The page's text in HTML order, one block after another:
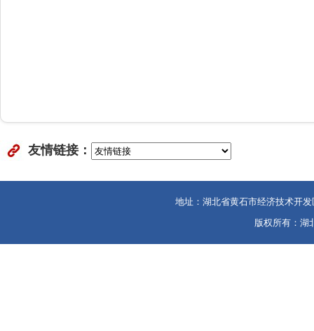
友情链接：
地址：湖北省黄石市经济技术开
版权所有：